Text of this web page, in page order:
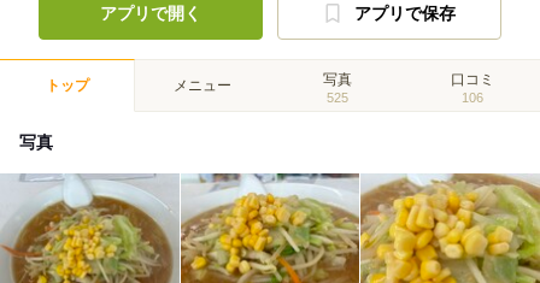
アプリで開く アプリで保存
トップ メニュー 写真
525
口コミ
106
写真